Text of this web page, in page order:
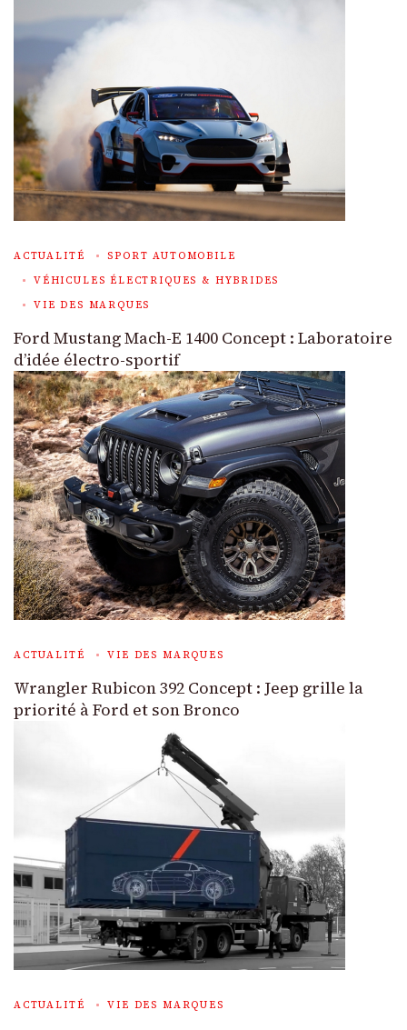
ACTUALITÉ
SPORT AUTOMOBILE
VÉHICULES ÉLECTRIQUES & HYBRIDES
VIE DES MARQUES
Ford Mustang Mach-E 1400 Concept : Laboratoire
d’idée électro-sportif
ACTUALITÉ VIE DES MARQUES
Wrangler Rubicon 392 Concept : Jeep grille la
priorité à Ford et son Bronco
ACTUALITÉ VIE DES MARQUES